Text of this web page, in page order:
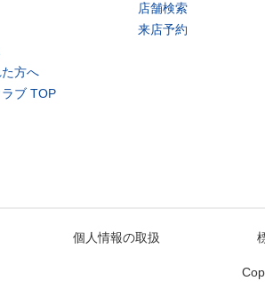
方へ
ブ TOP
店舗検索
来店予約
個人情報の取扱